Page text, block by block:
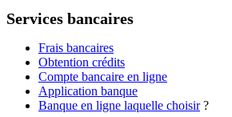
Services bancaires
Frais bancaires
Obtention crédits
Compte bancaire en ligne
Application banque
Banque en ligne laquelle choisir?